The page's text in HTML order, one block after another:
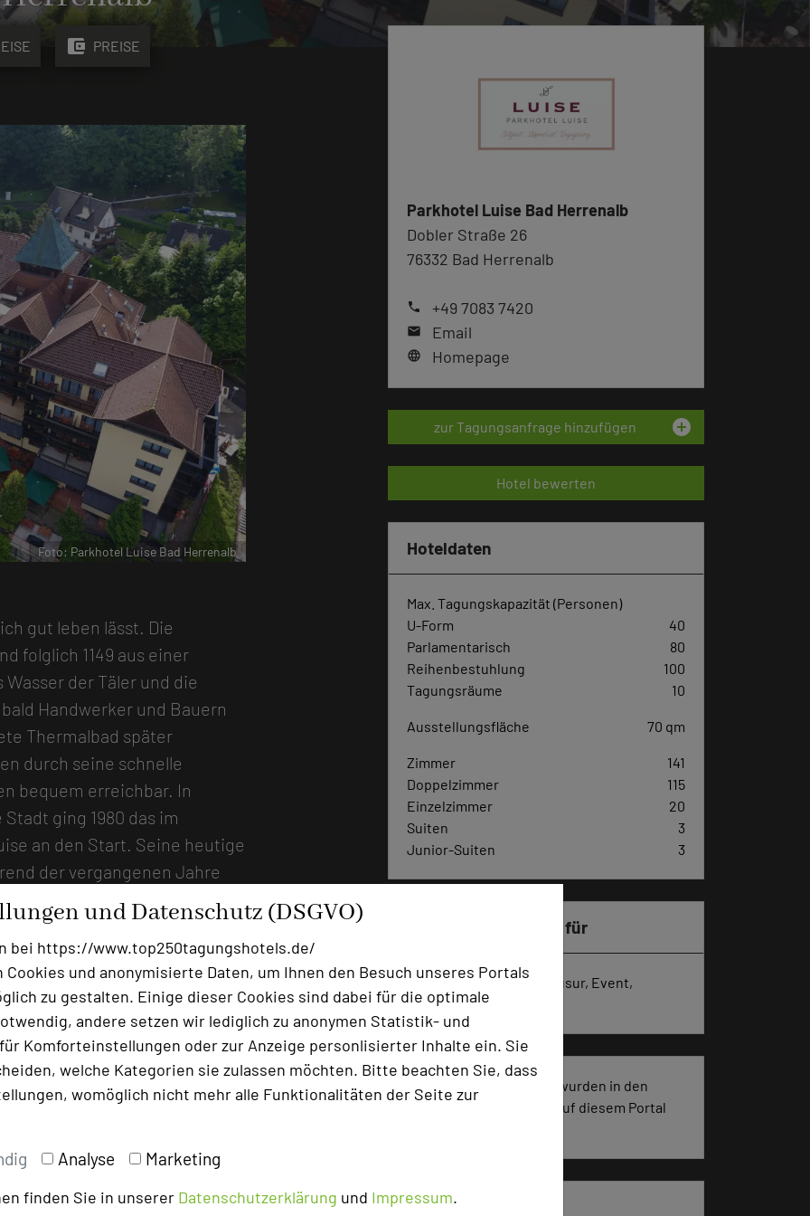
und Datenschutz (DSGVO)
bei https://www.top250tagungshotels.de/
und anonymisierte Daten, um Ihnen den Besuch unseres Portals
zu gestalten. Einige dieser Cookies sind dabei für die optimale
andere setzen wir lediglich zu anonymen Statistik- und
Komforteinstellungen oder zur Anzeige personlisierter Inhalte ein. Sie
welche Kategorien sie zulassen möchten. Bitte beachten Sie, dass
womöglich nicht mehr alle Funktionalitäten der Seite zur
Analyse Marketing
finden Sie in unserer Datenschutzerklärung und Impressum.
account_balance_wallet PREISE
Foto: Parkhotel Luise Bad Herrenalb
gut leben lässt. Die
folglich 1149 aus einer
der Täler und die
Handwerker und Bauern
Thermalbad später
durch seine schnelle
bequem erreichbar. In
ging 1980 das im
an den Start. Seine heutige
der vergangenen Jahre
Resortund
Lobby mit Kamin-
modernen Tagungsräumen
gestaltete
Balkonen befinden sich im
gesamten Haus, überwiegend
Holz und die
die Optik, ergänzt um
Welt. Im Tagungsraum
Pflanzen und kleine
Moderne Tagungstechnik
mit bis zu 150 Personen
Parkhotel Luise Bad Herrenalb
Dobler Straße 26
76332 Bad Herrenalb
phone +49 7083 7420
mail Email
language Homepage
zur Tagungsanfrage hinzufügen add_circle
Hotel bewerten
Hoteldaten
Max. Tagungskapazität (Personen)
U-Form
40
Parlamentarisch
80
Reihenbestuhlung
100
Tagungsräume
10
Ausstellungsfläche 70 qm
Zimmer
141
Doppelzimmer
115
Einzelzimmer
20
Suiten
3
Junior-Suiten
3
Besonders geeignet für
Seminar, Konferenz, Klausur, Event,
Kreativprozesse
99 Seiten dieses Hotels wurden in den
vergangenen 30 Tagen auf diesem Portal